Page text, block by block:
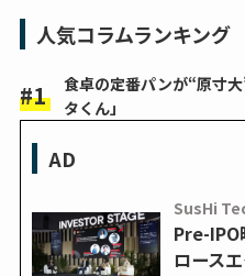
人気コラムランキング
食卓の定番パンが“原寸
タくん」
AD
SusHi
Pre-IPO
ロース